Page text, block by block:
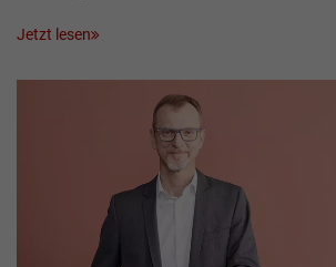
Jetzt lesen